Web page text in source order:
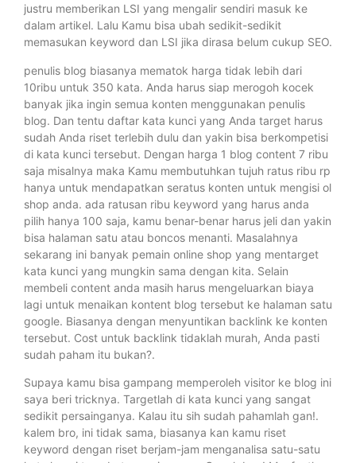
justru memberikan LSI yang mengalir sendiri masuk ke
dalam artikel. Lalu Kamu bisa ubah sedikit-sedikit
memasukan keyword dan LSI jika dirasa belum cukup SEO.
penulis blog biasanya mematok harga tidak lebih dari
10ribu untuk 350 kata. Anda harus siap merogoh kocek
banyak jika ingin semua konten menggunakan penulis
blog. Dan tentu daftar kata kunci yang Anda target harus
sudah Anda riset terlebih dulu dan yakin bisa berkompetisi
di kata kunci tersebut. Dengan harga 1 blog content 7 ribu
saja misalnya maka Kamu membutuhkan tujuh ratus ribu rp
hanya untuk mendapatkan seratus konten untuk mengisi ol
shop anda. ada ratusan ribu keyword yang harus anda
pilih hanya 100 saja, kamu benar-benar harus jeli dan yakin
bisa halaman satu atau boncos menanti. Masalahnya
sekarang ini banyak pemain online shop yang mentarget
kata kunci yang mungkin sama dengan kita. Selain
membeli content anda masih harus mengeluarkan biaya
lagi untuk menaikan kontent blog tersebut ke halaman satu
google. Biasanya dengan menyuntikan backlink ke konten
tersebut. Cost untuk backlink tidaklah murah, Anda pasti
sudah paham itu bukan?.
Supaya kamu bisa gampang memperoleh visitor ke blog ini
saya beri tricknya. Targetlah di kata kunci yang sangat
sedikit persainganya. Kalau itu sih sudah pahamlah gan!.
kalem bro, ini tidak sama, biasanya kan kamu riset
keyword dengan riset berjam-jam menganalisa satu-satu